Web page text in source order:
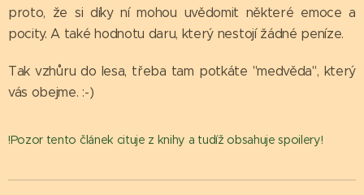
proto, že si díky ní mohou uvědomit některé emoce a
pocity. A také hodnotu daru, který nestojí žádné peníze.
Tak vzhůru do lesa, třeba tam potkáte "medvěda", který
vás obejme. :-)
!Pozor tento článek cituje z knihy a tudíž obsahuje spoilery!